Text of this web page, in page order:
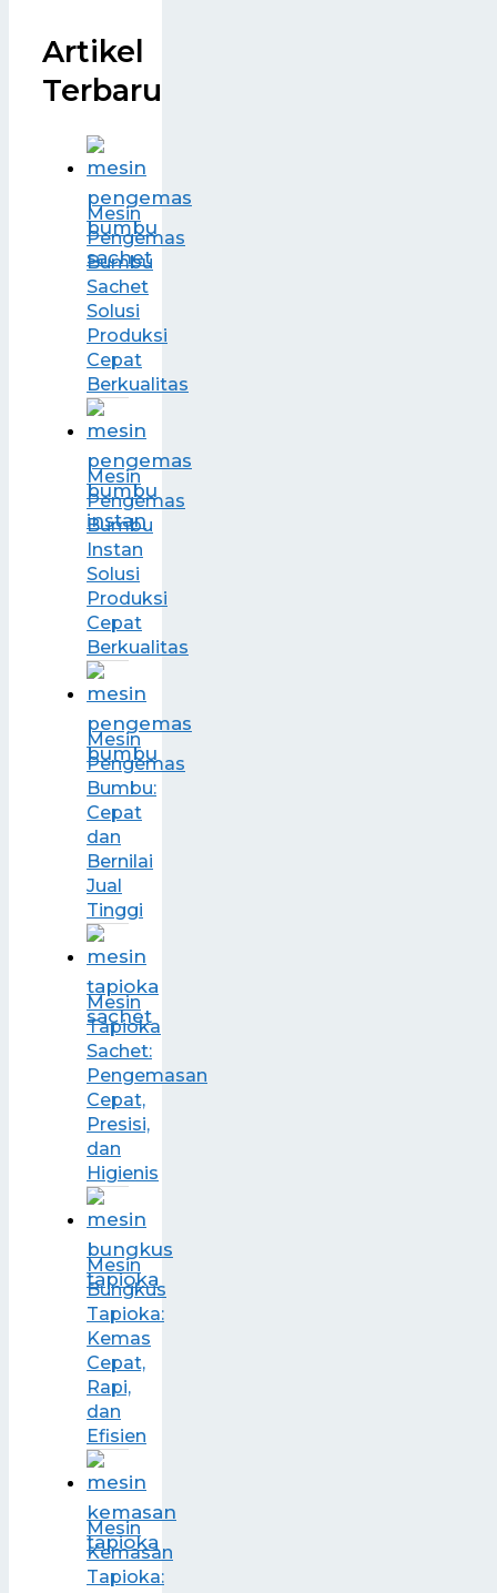
Artikel
Terbaru
Mesin
Pengemas
Bumbu
Sachet
Solusi
Produksi
Cepat
Berkualitas
Mesin
Pengemas
Bumbu
Instan
Solusi
Produksi
Cepat
Berkualitas
Mesin
Pengemas
Bumbu:
Cepat
dan
Bernilai
Jual
Tinggi
Mesin
Tapioka
Sachet:
Pengemasan
Cepat,
Presisi,
dan
Higienis
Mesin
Bungkus
Tapioka:
Kemas
Cepat,
Rapi,
dan
Efisien
Mesin
Kemasan
Tapioka: